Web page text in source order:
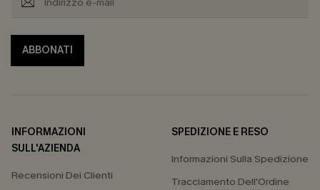
ABBONATI
INFORMAZIONI
SULL'AZIENDA
Recensioni Dei Clienti
SPEDIZIONE E RESO
Informazioni Sulla Spedizione
Tracciamento Dell'Ordine